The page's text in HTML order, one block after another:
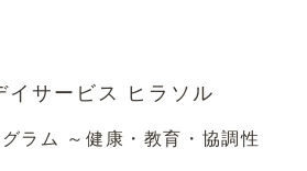
イサービス ヒラソル
ラム ～健康・教育・協調性